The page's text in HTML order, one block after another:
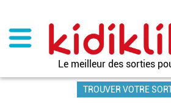
contenu
principal
Le meilleur des sorties
TROUVER VOTRE